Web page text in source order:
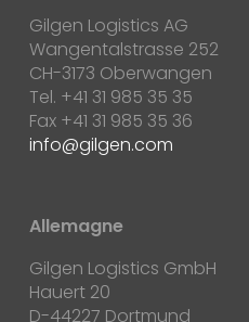
Gilgen Logistics AG
Wangentalstrasse 252
CH-3173 Oberwangen
Tel. +41 31 985 35 35
Fax +41 31 985 35 36
info
gilgen.com
Allemagne
Gilgen Logistics GmbH
Hauert 20
D-44227 Dortmund